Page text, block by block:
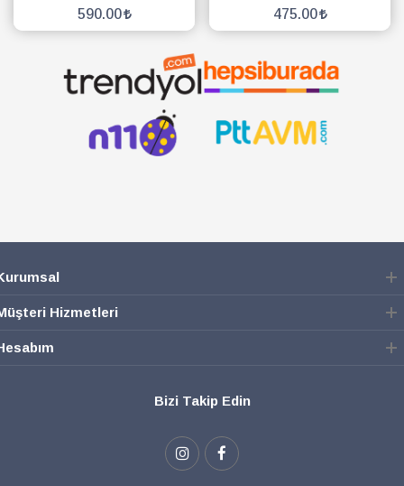
590.00
475.00
Hizmetleri
Bizi Takip Edin